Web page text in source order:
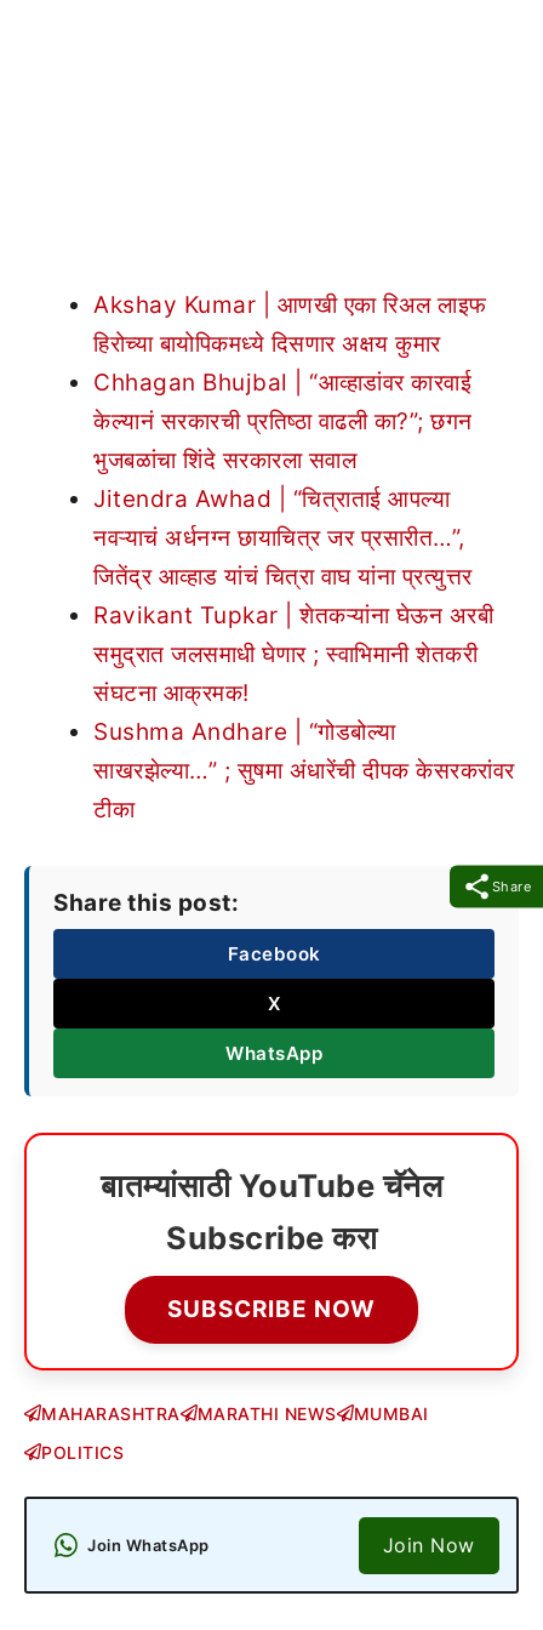
Share
Akshay Kumar | आणखी एका रिअल लाइफ
हिरोच्या बायोपिकमध्ये दिसणार अक्षय कुमार
Chhagan Bhujbal | “आव्हाडांवर कारवाई
केल्यानं सरकारची प्रतिष्ठा वाढली का?”; छगन
भुजबळांचा शिंदे सरकारला सवाल
Jitendra Awhad | “चित्राताई आपल्या
नवऱ्याचं अर्धनग्न छायाचित्र जर प्रसारीत…”,
जितेंद्र आव्हाड यांचं चित्रा वाघ यांना प्रत्युत्तर
Ravikant Tupkar | शेतकऱ्यांना घेऊन अरबी
समुद्रात जलसमाधी घेणार ; स्वाभिमानी शेतकरी
संघटना आक्रमक!
Sushma Andhare | “गोडबोल्या
साखरझेल्या…” ; सुषमा अंधारेंची दीपक केसरकरांवर
टीका
Share this post:
Facebook
X
WhatsApp
बातम्यांसाठी YouTube चॅनेल
Subscribe करा
SUBSCRIBE NOW
MAHARASHTRA MARATHI NEWS
MUMBAI
POLITICS
Join WhatsApp Join Now